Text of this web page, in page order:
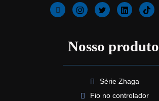
Nosso produto
Série Zhaga
Fio no controlador